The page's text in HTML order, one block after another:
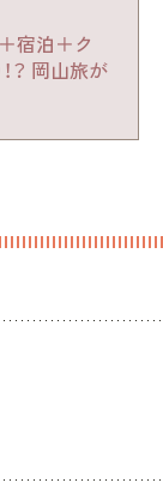
宿泊＋ク
？ 岡山旅が